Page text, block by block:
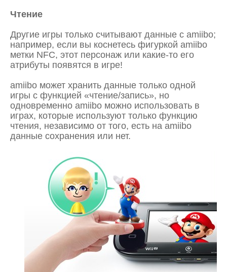
Чтение
Другие игры только считывают данные с amiibo;
например, если вы коснетесь фигуркой amiibo
метки NFC, этот персонаж или какие-то его
атрибуты появятся в игре!
amiibo может хранить данные только одной
игры с функцией «чтение/запись», но
одновременно amiibo можно использовать в
играх, которые используют только функцию
чтения, независимо от того, есть на amiibo
данные сохранения или нет.